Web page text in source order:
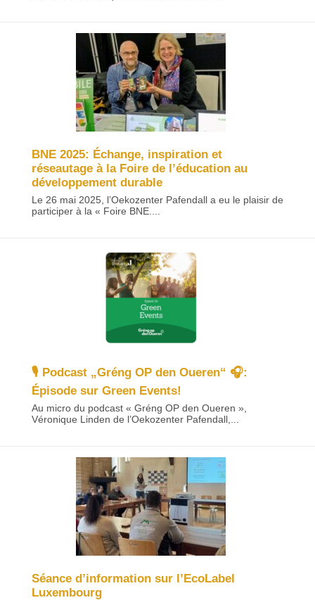
BNE 2025: Échange, inspiration et
réseautage à la Foire de l’éducation au
développement durable
Le 26 mai 2025, l’Oekozenter Pafendall a eu le plaisir de
participer à la « Foire BNE....
🎙 Podcast „Gréng OP den Oueren“ 🎧:
Épisode sur Green Events!
Au micro du podcast « Gréng OP den Oueren »,
Véronique Linden de l’Oekozenter Pafendall,...
Séance d’information sur l’EcoLabel
Luxembourg